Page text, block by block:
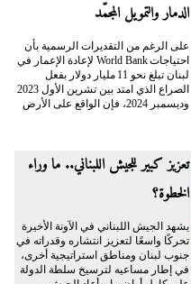
الدمار والتمويل المجمّد
على الرغم من التقديرات الرسمية بأن
احتياجات World Bank لإعادة الإعمار في
لبنان تبلغ نحو 11 مليار دولار بفعل
الصراع الذي امتد بين تشرين الأول 2023
وديسمبر 2024، فإن الواقع على الأرض
تعزيز كبير للجيش اللبناني.. ما وراء
الخطوة؟
يشهد الجيش اللبناني في الآونة الأخيرة
تحركًا واسعًا لتعزيز انتشاره وقدراته في
جنوب لبنان ومناطق استراتيجية أخرى،
في إطار مساعيه لترسيخ سلطة الدولة